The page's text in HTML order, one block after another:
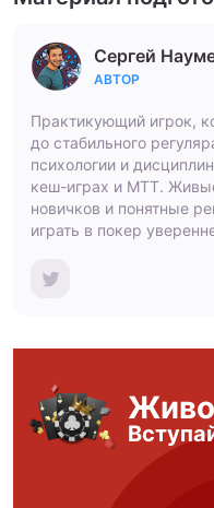
Сергей
АВТОР
Практикующий игрок,
до стабильного
психологии и
кеш-играх и МТТ.
новичков и понятные
играть в покер